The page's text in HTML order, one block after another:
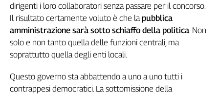
Girasoli
Il
Sassolino
Linea
Economica
It
Easy
dirigenti i loro collaboratori senza passare per il concorso.
Il risultato certamente voluto è che la pubblica
amministrazione sarà sotto schiaffo della politica. Non
solo e non tanto quella delle funzioni centrali, ma
soprattutto quella degli enti locali.
Questo governo sta abbattendo a uno a uno tutti i
contrappesi democratici. La sottomissione della